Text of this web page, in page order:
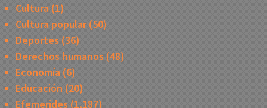
Cultura(1)
Cultura popular(50)
Deportes (36)
Derechos humanos (48)
Economía(6)
Educación (20)
Efemerides (1,187)